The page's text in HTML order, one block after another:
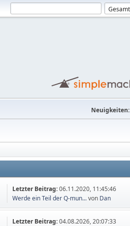
Neuigkeiten:
Letzter Beitrag:06.11.2020, 11:45:46
Werde ein Teil der Q-mun...von Dan
Letzter Beitrag:04.08.2026, 20:07:33